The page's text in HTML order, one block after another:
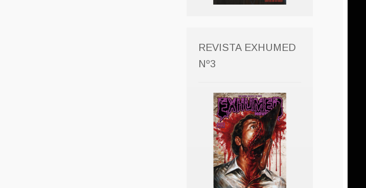
REVISTA EXHUMED
Nº3